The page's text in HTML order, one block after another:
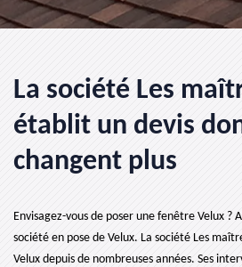
La société Les
établit un devis
changent plus
Envisagez-vous de poser une fenêtre Velux ?
société en pose de Velux. La société Les
Velux depuis de nombreuses années. Ses